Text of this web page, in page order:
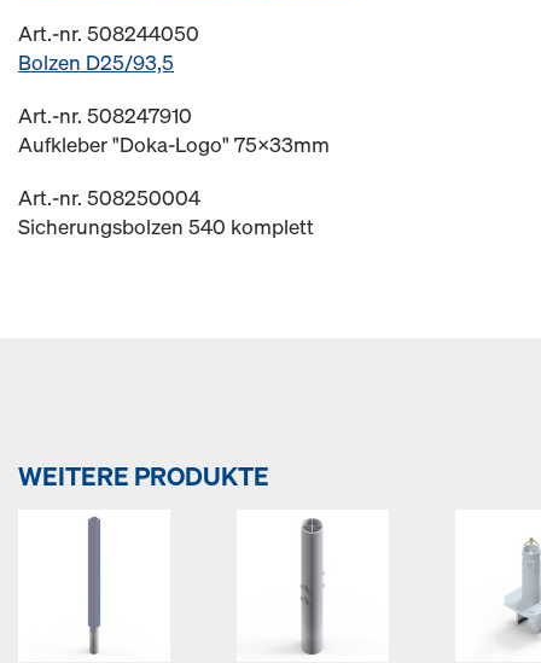
Art.-nr. 508244050
Bolzen D25/93,5
Art.-nr. 508247910
Aufkleber "Doka-Logo" 75x33mm
Art.-nr. 508250004
Sicherungsbolzen 540 komplett
WEITERE PRODUKTE